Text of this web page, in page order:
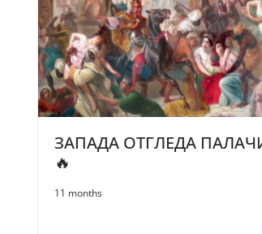
ЗАПАДА ОТГЛЕДА
🔥
11 months